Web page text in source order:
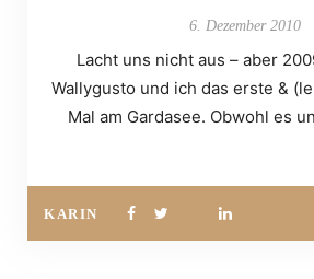
6. Dezember 2010
Lacht uns nicht aus – aber
Wallygusto und ich das erste &
Mal am Gardasee. Obwohl es
KARIN